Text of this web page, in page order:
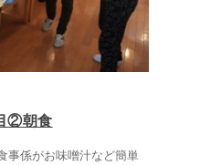
②朝食
事係がお味噌汁など簡単